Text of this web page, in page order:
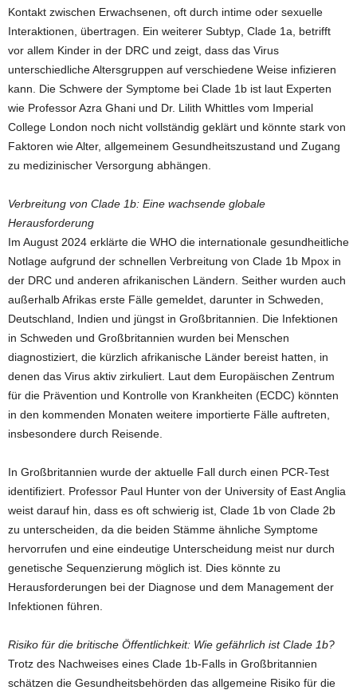
Kontakt zwischen Erwachsenen, oft durch intime oder sexuelle
Interaktionen, übertragen. Ein weiterer Subtyp, Clade 1a, betrifft
vor allem Kinder in der DRC und zeigt, dass das Virus
unterschiedliche Altersgruppen auf verschiedene Weise infizieren
kann. Die Schwere der Symptome bei Clade 1b ist laut Experten
wie Professor Azra Ghani und Dr. Lilith Whittles vom Imperial
College London noch nicht vollständig geklärt und könnte stark von
Faktoren wie Alter, allgemeinem Gesundheitszustand und Zugang
zu medizinischer Versorgung abhängen.
Verbreitung von Clade 1b: Eine wachsende globale
Herausforderung
Im August 2024 erklärte die WHO die internationale gesundheitliche
Notlage aufgrund der schnellen Verbreitung von Clade 1b Mpox in
der DRC und anderen afrikanischen Ländern. Seither wurden auch
außerhalb Afrikas erste Fälle gemeldet, darunter in Schweden,
Deutschland, Indien und jüngst in Großbritannien. Die Infektionen
in Schweden und Großbritannien wurden bei Menschen
diagnostiziert, die kürzlich afrikanische Länder bereist hatten, in
denen das Virus aktiv zirkuliert. Laut dem Europäischen Zentrum
für die Prävention und Kontrolle von Krankheiten (ECDC) könnten
in den kommenden Monaten weitere importierte Fälle auftreten,
insbesondere durch Reisende.
In Großbritannien wurde der aktuelle Fall durch einen PCR-Test
identifiziert. Professor Paul Hunter von der University of East Anglia
weist darauf hin, dass es oft schwierig ist, Clade 1b von Clade 2b
zu unterscheiden, da die beiden Stämme ähnliche Symptome
hervorrufen und eine eindeutige Unterscheidung meist nur durch
genetische Sequenzierung möglich ist. Dies könnte zu
Herausforderungen bei der Diagnose und dem Management der
Infektionen führen.
Risiko für die britische Öffentlichkeit: Wie gefährlich ist Clade 1b?
Trotz des Nachweises eines Clade 1b-Falls in Großbritannien
schätzen die Gesundheitsbehörden das allgemeine Risiko für die